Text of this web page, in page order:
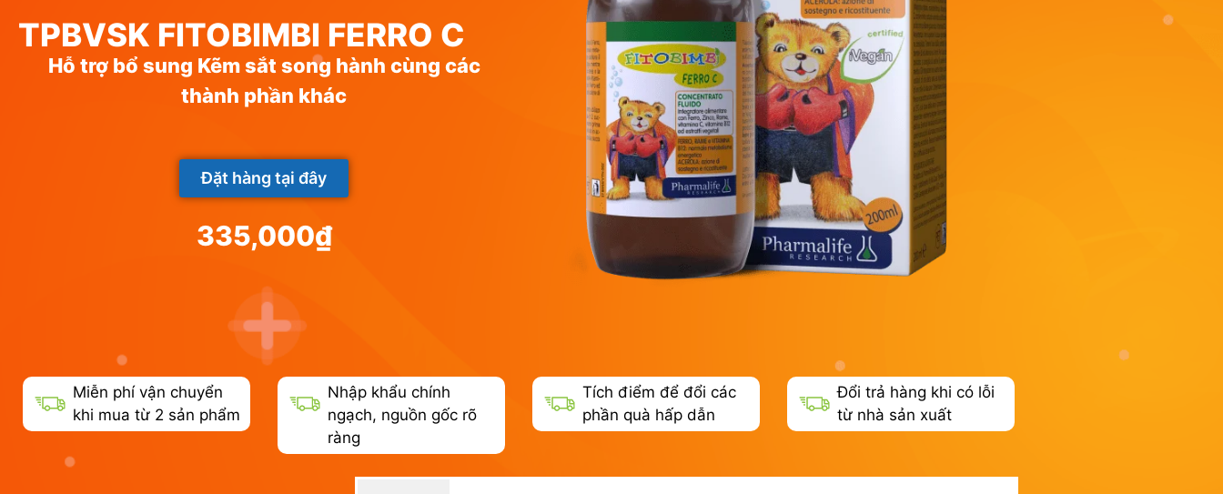
TPBVSK FITOBIMBI FERRO C
Hỗ trợ bổ sung Kẽm sắt song hành cùng các
thành phần khác
Đặt hàng tại đây
335,000₫
Miễn phí vận chuyển
khi mua từ 2 sản phẩm
Nhập khẩu chính
ngạch, nguồn gốc rõ
ràng
Tích điểm để đổi các
phần quà hấp dẫn
Đổi trả hàng khi có lỗi
từ nhà sản xuất